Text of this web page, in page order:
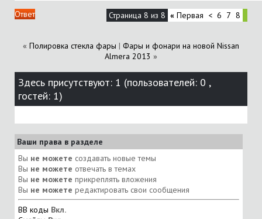
Ответ Страница 8 из 8 « Первая < 6 7 8
« Полировка стекла фары | Фары и фонари на новой Nissan
Almera 2013 »
Здесь присутствуют: 1 (пользователей: 0 ,
гостей: 1)
Ваши права в разделе
Вы не можете создавать новые темы
Вы не можете отвечать в темах
Вы не можете прикреплять вложения
Вы не можете редактировать свои сообщения
BB коды Вкл.